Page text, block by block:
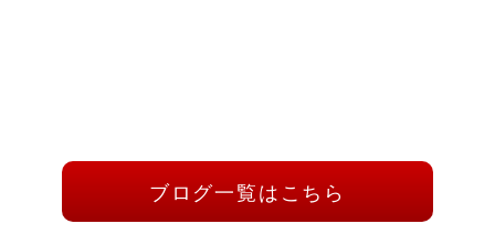
ブログ一覧はこちら